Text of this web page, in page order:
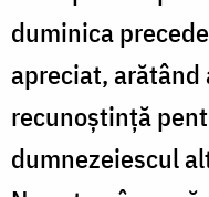
duminica
apreciat,
recunoștință
dumnezeiescul